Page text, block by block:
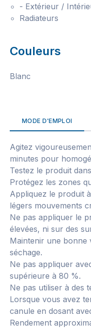
- Extérieur /
Radiateurs
Couleurs
Blanc
MODE D'EMPLOI
Agitez
minutes pour
Testez le produit
Protégez les zones
Appliquez le produit
légers mouvements
Ne pas appliquer le
élevées, ni sur des
Maintenir une bonne
séchage.
Ne pas appliquer
supérieure à 80 %.
Ne pas utiliser à des
Lorsque vous avez
canule en dosant
Rendement